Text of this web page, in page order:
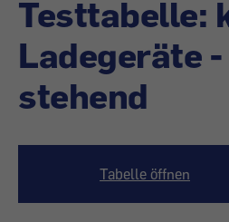
Testtabelle:
Ladegeräte
stehend
Tabelle öffnen